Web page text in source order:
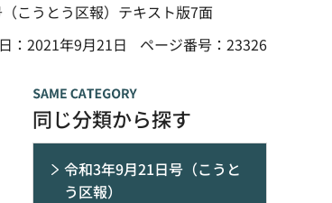
こうとう区報）テキスト版7面
：2021年9月21日
ページ番号：23326
同じ分類から探す
令和3年9月21日号（こうと
う区報）